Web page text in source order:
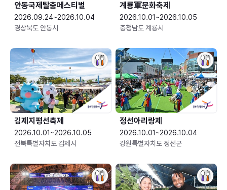
안동국제탈춤페스티벌
2026.09.24~2026.10.04
경상북도 안동시
2026.10.01~2026.10.05
충청남도 계룡시
김제지평선축제
2026.10.01~2026.10.05
전북특별자치도 김제시
정선아리랑제
2026.10.01~2026.10.04
강원특별자치도 정선군